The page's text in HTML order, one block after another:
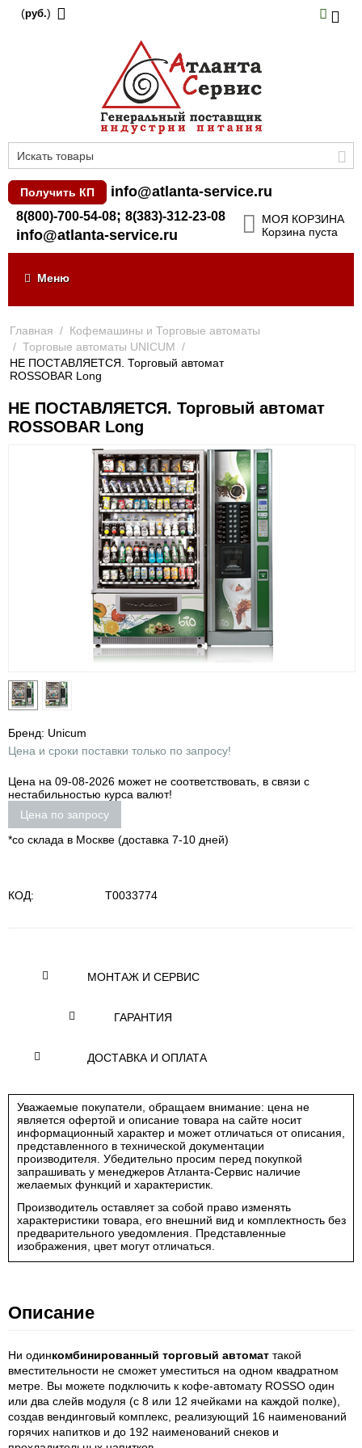
(руб.)
Получить КП info@atlanta-service.ru
8(800)-700-54-08; 8(383)-312-23-08
info@atlanta-service.ru
МОЯ КОРЗИНА
Корзина пуста
Меню
Главная / Кофемашины и Торговые автоматы
/ Торговые автоматы UNICUM /
НЕ ПОСТАВЛЯЕТСЯ. Торговый автомат
ROSSOBAR Long
НЕ ПОСТАВЛЯЕТСЯ. Торговый автомат
ROSSOBAR Long
Бренд: Unicum
Цена и сроки поставки только по запросу!
Цена на 09-08-2026 может не соответствовать, в связи с
нестабильностью курса валют!
Цена по запросу
*со склада в Москве (доставка 7-10 дней)
КОД: Т0033774
МОНТАЖ И СЕРВИС
ГАРАНТИЯ
ДОСТАВКА И ОПЛАТА
Уважаемые покупатели, обращаем внимание: цена не
является офертой и описание товара на сайте носит
информационный характер и может отличаться от описания,
представленного в технической документации
производителя. Убедительно просим перед покупкой
запрашивать у менеджеров Атланта-Сервис наличие
желаемых функций и характеристик.
Производитель оставляет за собой право изменять
характеристики товара, его внешний вид и комплектность без
предварительного уведомления. Представленные
изображения, цвет могут отличаться.
Описание
Ни одинкомбинированный торговый автомат такой
вместительности не сможет уместиться на одном квадратном
метре. Вы можете подключить к кофе-автомату ROSSO один
или два слейв модуля (с 8 или 12 ячейками на каждой полке),
создав вендинговый комплекс, реализующий 16 наименований
горячих напитков и до 192 наименований снеков и